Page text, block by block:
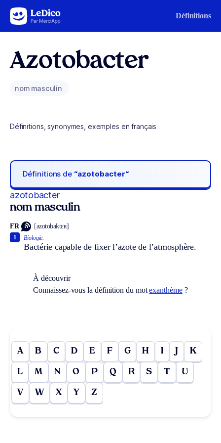
Aller au contenu Définitions
Azotobacter
nom masculin
Définitions, synonymes, exemples en français
Définitions de “azotobacter“
azotobacter
nom masculin
FR [azotobaktɛʀ]
Biologie.
Bactérie capable de fixer l’azote de l’atmosphère.
1
À découvrir
Connaissez-vous la définition du motexanthème?
A B C D E F G H I J K
L M N O P Q R S T U
V W X Y Z